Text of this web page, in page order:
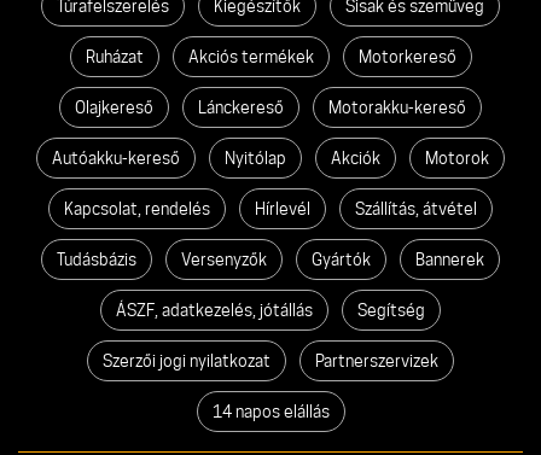
Túrafelszerelés Kiegészítők Sisak és szemüveg
Ruházat Akciós termékek Motorkereső
Olajkereső Lánckereső Motorakku-kereső
Autóakku-kereső Nyitólap Akciók Motorok
Kapcsolat, rendelés Hírlevél Szállítás, átvétel
Tudásbázis Versenyzők Gyártók Bannerek
ÁSZF, adatkezelés, jótállás Segítség
Szerzői jogi nyilatkozat Partnerszervizek
14 napos elállás